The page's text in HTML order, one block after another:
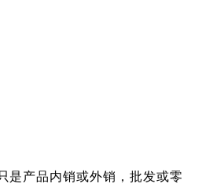
是产品内销或外销，批发或零